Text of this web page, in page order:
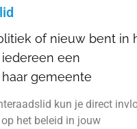
of nieuw bent in
een
gemeente
kun je direct
het beleid in jouw